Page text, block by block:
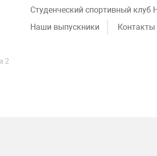
Студенческий спортивный клуб
Наши выпускники
Контакты
2